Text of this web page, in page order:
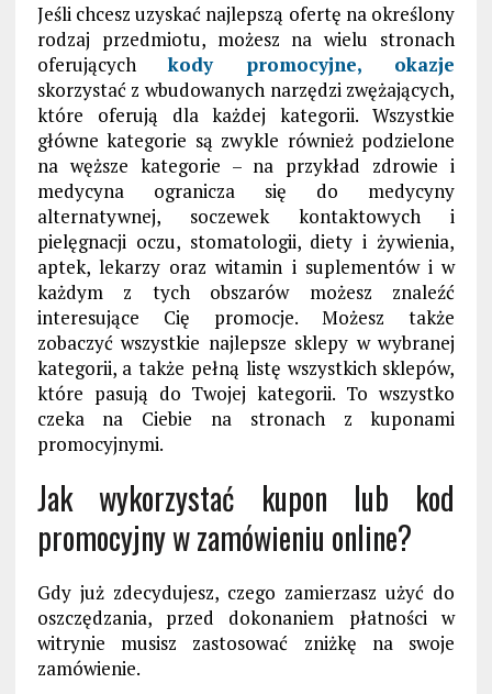
Jeśli chcesz uzyskać najlepszą ofertę na określony
rodzaj przedmiotu, możesz na wielu stronach
oferującychkody promocyjne, okazje
skorzystać z wbudowanych narzędzi zwężających,
które oferują dla każdej kategorii. Wszystkie
główne kategorie są zwykle również podzielone
na węższe kategorie – na przykład zdrowie i
medycyna ogranicza się do medycyny
alternatywnej, soczewek kontaktowych i
pielęgnacji oczu, stomatologii, diety i żywienia,
aptek, lekarzy oraz witamin i suplementów i w
każdym z tych obszarów możesz znaleźć
interesujące Cię promocje. Możesz także
zobaczyć wszystkie najlepsze sklepy w wybranej
kategorii, a także pełną listę wszystkich sklepów,
które pasują do Twojej kategorii. To wszystko
czeka na Ciebie na stronach z kuponami
promocyjnymi.
Jak wykorzystać kupon lub kod
promocyjny w zamówieniu online?
Gdy już zdecydujesz, czego zamierzasz użyć do
oszczędzania, przed dokonaniem płatności w
witrynie musisz zastosować zniżkę na swoje
zamówienie.